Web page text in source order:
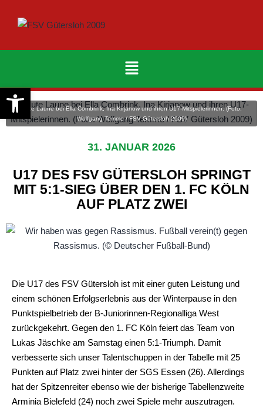
Gute Laune bei Ella Combrink, Ina Kirjanow und ihren U17-Mitspielerinnen. (Foto:
Wolfgang Temme / FSV Gütersloh 2009)
31. JANUAR 2026
U17 DES FSV GÜTERSLOH SPRINGT
MIT 5:1-SIEG ÜBER DEN 1. FC KÖLN
AUF PLATZ ZWEI
Die U17 des FSV Gütersloh ist mit einer guten Leistung und
einem schönen Erfolgserlebnis aus der Winterpause in den
Punktspielbetrieb der B-Juniorinnen-Regionalliga West
zurückgekehrt. Gegen den 1. FC Köln feiert das Team von
Lukas Jäschke am Samstag einen 5:1-Triumph. Damit
verbesserte sich unser Talentschuppen in der Tabelle mit 25
Punkten auf Platz zwei hinter der SGS Essen (26). Allerdings
hat der Spitzenreiter ebenso wie der bisherige Tabellenzweite
Arminia Bielefeld (24) noch zwei Spiele mehr auszutragen.
Werkzeugleiste öffnen